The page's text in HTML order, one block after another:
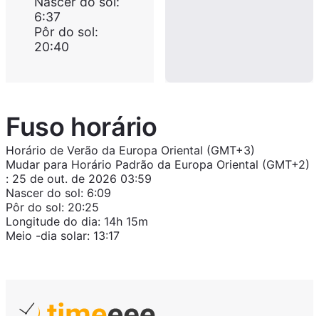
6:37
Pôr do sol:
20:40
Fuso horário
Horário de Verão da Europa Oriental (GMT+3)
Mudar para Horário Padrão da Europa Oriental (GMT+2)
: 25 de out. de 2026 03:59
Nascer do sol: 6:09
Pôr do sol: 20:25
Longitude do dia: 14h 15m
Meio -dia solar: 13:17